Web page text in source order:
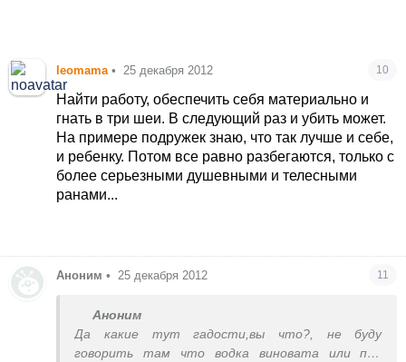
leomama • 25 декабря 2012 10
Найти работу, обеспечить себя материально и
гнать в три шеи. В следующий раз и убить может.
На примере подружек знаю, что так лучше и себе,
и ребенку. Потом все равно разбегаются, только с
более серьезными душевными и телесными
ранами...
Аноним • 25 декабря 2012 11
Аноним
Да какие тут гадости,вы что?, не буду
говорить там что водка виновата или под